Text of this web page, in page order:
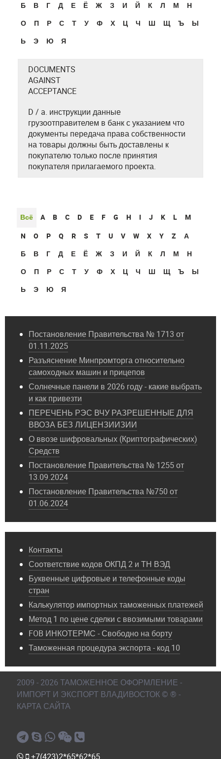
Б
В Г Д Е Ё Ж З И Й К Л М
Н
О
П Р С Т У Ф Х Ц Ч Ш Щ Ъ
Ы
Ь
Э Ю Я
DOCUMENTS
AGAINST
ACCEPTANCE
D / a. инструкции данные
грузоотправителем в банк с указанием что
документы передача права собственности
на товары должны быть доставлены к
покупателю только после принятия
покупателя прилагаемого проекта.
Всё A B C D E F G H I J K L
M
N
O P Q R S T U V W X Y Z
А
Б
В Г Д Е Ё Ж З И Й К Л М
Н
О
П Р С Т У Ф Х Ц Ч Ш Щ Ъ
Ы
Ь
Э Ю Я
Постановление Правительства № 1713 от
01.11.2025
Разъяснение Минпромторга относительно
самоходных машин и прицепов
Солнечные панели в 2026 году - какие выбрать
и как привезти
ПЕРЕЧЕНЬ РЭС ВЧУ РАЗРЕШЕННЫЕ ДЛЯ
ВВОЗА БЕЗ ЛИЦЕНЗИИЗИИ
О ввозе шифровальных (Криптографических)
Средств
Постановление Правительства № 1255 от
13.09.2024
Постановление Правительства №750 от
01.06.2024
Контакты
Соответствие кодов ОКПД 2 и ТН ВЭД
Буквенные цифровые и телефонные коды
стран
Калькулятор импортных таможенных платежей
Метод 1 по цене сделки с ввозимыми товарами
FOB ИНКОТЕРМС - Свободно на борту
Таможенная процедура экспорта - код 10
2009 - 2026 ТАМОЖЕННОЕ ОФОРМЛЕНИЕ -
ИМПОРТ И ЭКСПОРТ ВЛАДИВОСТОК © ® -
КАРТА САЙТА